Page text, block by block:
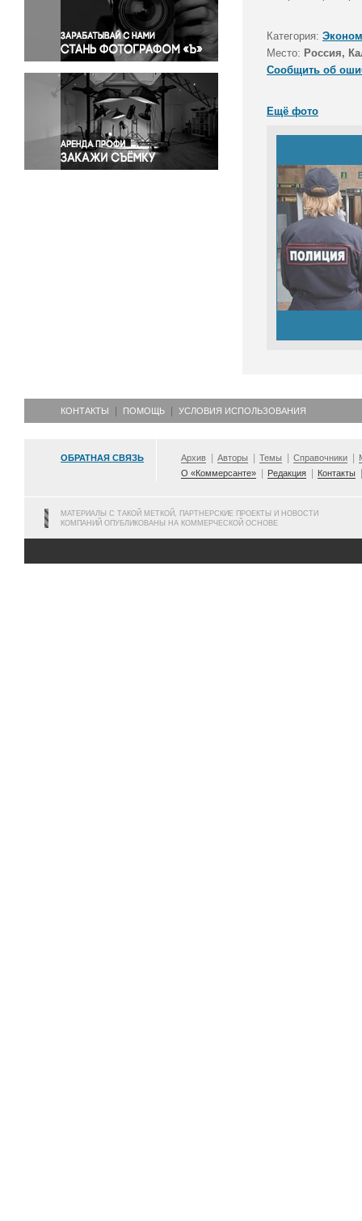
Правосудие
Происшествия и конфликты
Религия
Светская жизнь
Спорт
Экология
Экономика и бизнес
Категория:
Место: Россия,
Сообщить об
Ещё фото
КОНТАКТЫ ПОМОЩЬ УСЛОВИЯ ИСПОЛЬЗОВАНИЯ
ОБРАТНАЯ СВЯЗЬ Архив Авторы Темы Справочники
О «Коммерсанте»
Редакция Контакты
МАТЕРИАЛЫ С ТАКОЙ МЕТКОЙ, ПАРТНЕРСКИЕ ПРОЕКТЫ И НОВОСТИ
КОМПАНИЙ ОПУБЛИКОВАНЫ НА КОММЕРЧЕСКОЙ ОСНОВЕ